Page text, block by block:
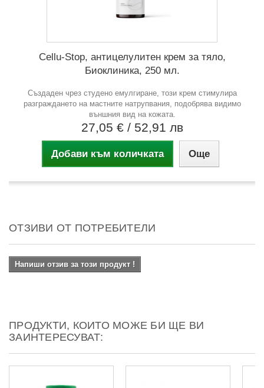
Cellu-Stop, антицелулитен крем за тяло,
Биоклиника, 250 мл.
Създаден чрез студено емулгиране, този крем стимулира
разграждането на мастните натрупвания, подобрява видимо
външния вид на кожата.
27,05 € / 52,91 лв
Добави към количката Още
ОТЗИВИ ОТ ПОТРЕБИТЕЛИ
Напиши отзив за този продукт !
ПРОДУКТИ, КОИТО МОЖЕ БИ ЩЕ ВИ
ЗАИНТЕРЕСУВАТ: